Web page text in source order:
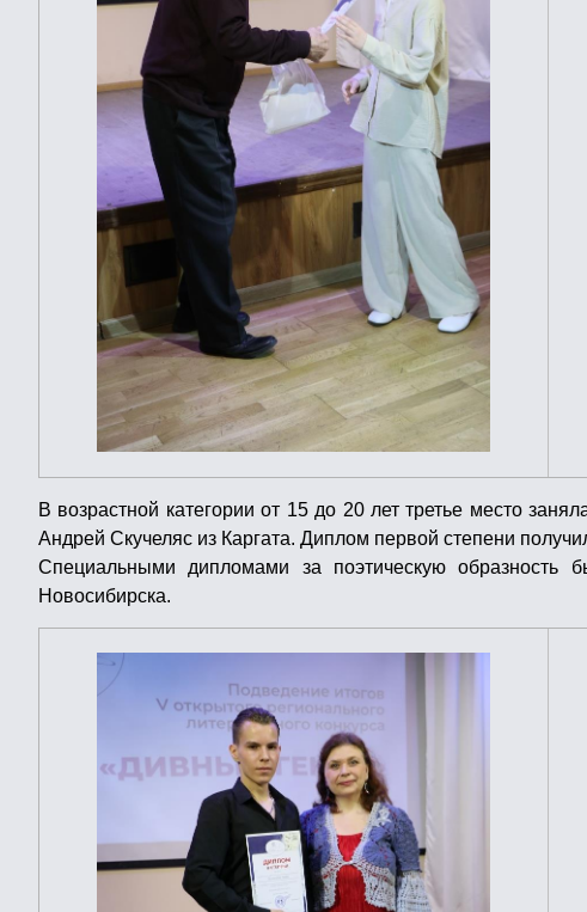
В возрастной категории от 15 до 20 лет третье место
Андрей Скучеляс из Каргата. Диплом первой степени
Специальными дипломами за поэтическую
Новосибирска.